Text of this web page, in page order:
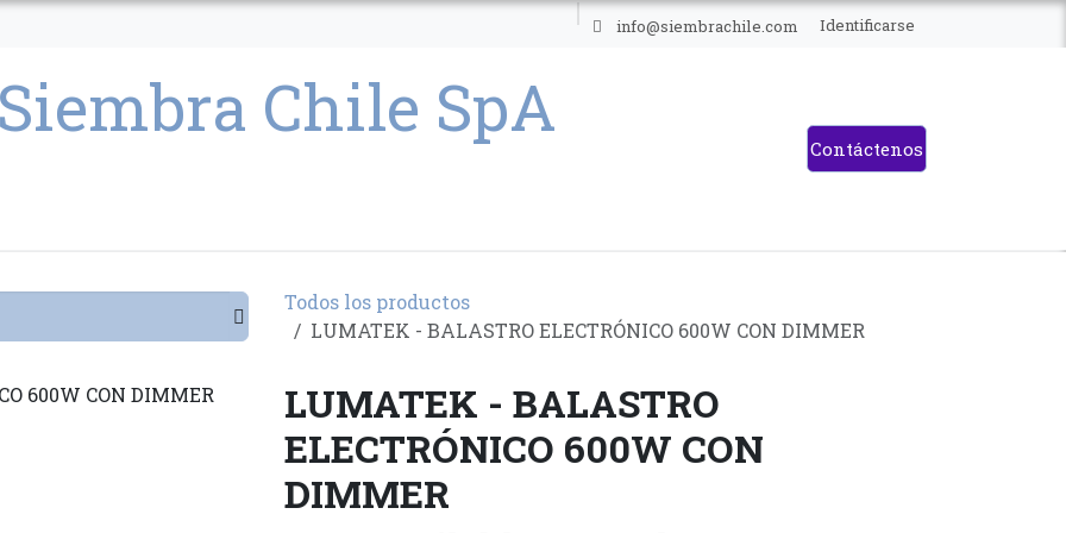
info@siembrachile.com Identificarse
Contáctenos
Todos los productos
LUMATEK - BALASTRO ELECTRÓNICO 600W CON DIMMER
LUMATEK - BALASTRO
ELECTRÓNICO 600W CON
DIMMER